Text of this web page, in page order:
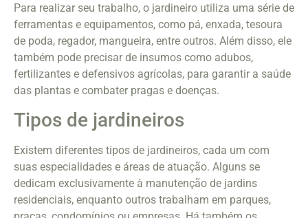
Para realizar seu trabalho, o jardineiro utiliza uma série de
ferramentas e equipamentos, como pá, enxada, tesoura
de poda, regador, mangueira, entre outros. Além disso, ele
também pode precisar de insumos como adubos,
fertilizantes e defensivos agrícolas, para garantir a saúde
das plantas e combater pragas e doenças.
Tipos de jardineiros
Existem diferentes tipos de jardineiros, cada um com
suas especialidades e áreas de atuação. Alguns se
dedicam exclusivamente à manutenção de jardins
residenciais, enquanto outros trabalham em parques,